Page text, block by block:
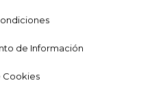
de Información
Cookies